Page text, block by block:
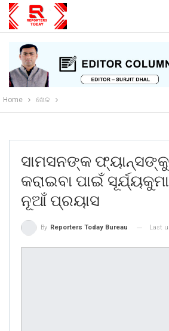
Home ଖେଳ
ସାମସନଙ୍କ
କରାଇବା ପାଇଁ
ନୂଆଁ ପ୍ରୟାସ
By Reporters Today Bureau Last